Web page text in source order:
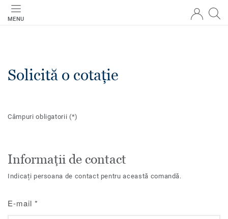
MENU
Solicită o cotație
Câmpuri obligatorii(*)
Informații de contact
Indicați persoana de contact pentru această comandă.
E-mail *